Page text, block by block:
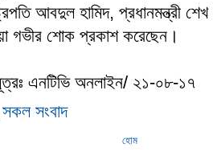
আবদুল হামিদ, প্রধানমন্ত্রী শেখ
গভীর শোক প্রকাশ করেছেন।
এনটিভি অনলাইন/ ২১-০৮-১৭
সকল সংবাদ
হোম